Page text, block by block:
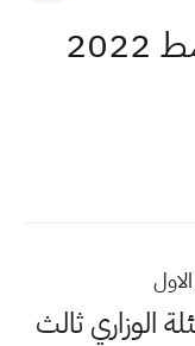
اسئلة انكليزي ثالث متوسط 2022
الوزاري ثالث